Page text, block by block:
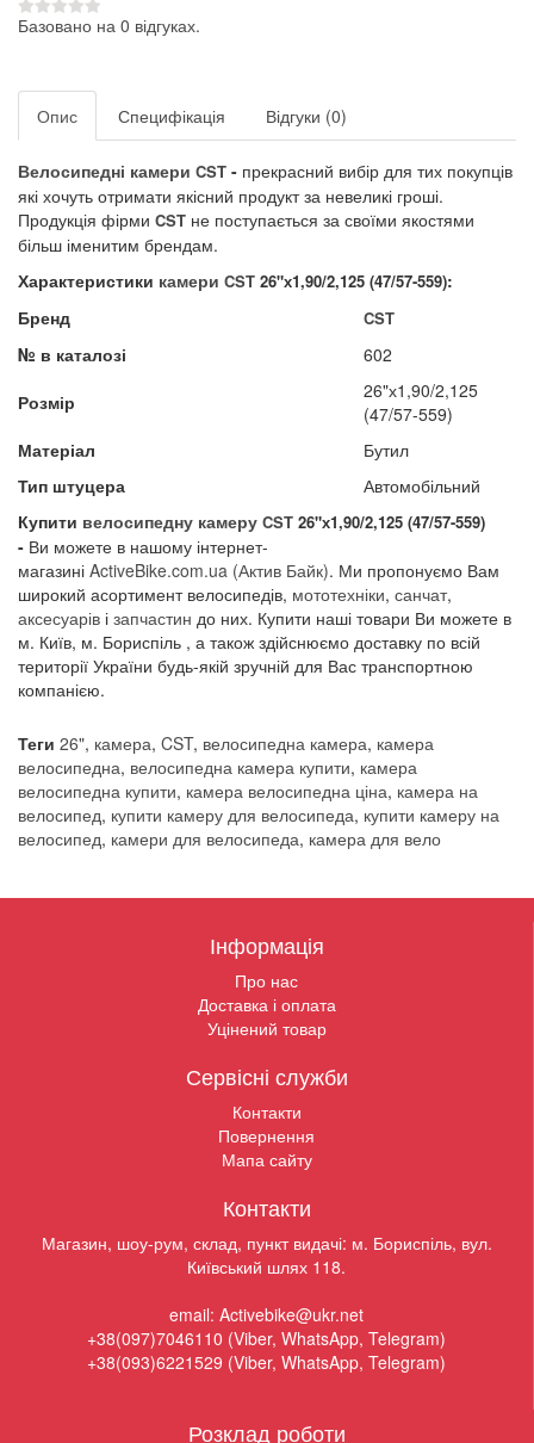
Базовано на 0 відгуках.
Опис Специфікація Відгуки (0)
Велосипедні камери CST - прекрасний вибір для тих покупців
які хочуть отримати якісний продукт за невеликі гроші.
Продукція фірми CST не поступається за своїми якостями
більш іменитим брендам.
Характеристики камери CST 26"х1,90/2,125 (47/57-559):
Бренд
CST
№ в каталозі
602
Розмір
26"х1,90/2,125
(47/57-559)
Матеріал
Бутил
Тип штуцера
Автомобільний
Купити велосипедну камеру CST 26"х1,90/2,125 (47/57-559)
- Ви можете в нашому інтернет-
магазині ActiveBike.com.ua (Актив Байк). Ми пропонуємо Вам
широкий асортимент велосипедів, мототехніки, санчат,
аксесуарів і запчастин до них. Купити наші товари Ви можете в
м. Київ, м. Бориспіль , а також здійснюємо доставку по всій
території України будь-якій зручній для Вас транспортною
компанією.
Теги 26", камера, CST, велосипедна камера, камера
велосипедна, велосипедна камера купити, камера
велосипедна купити, камера велосипедна ціна, камера на
велосипед, купити камеру для велосипеда, купити камеру на
велосипед, камери для велосипеда, камера для вело
Інформація
Про нас
Доставка і оплата
Уцінений товар
Сервісні служби
Контакти
Повернення
Мапа сайту
Контакти
Магазин, шоу-рум, склад, пункт видачі: м. Бориспіль, вул.
Київський шлях 118.
email: Activebike@ukr.net
+38(097)7046110 (Viber, WhatsApp, Telegram)
+38(093)6221529 (Viber, WhatsApp, Telegram)
Розклад роботи